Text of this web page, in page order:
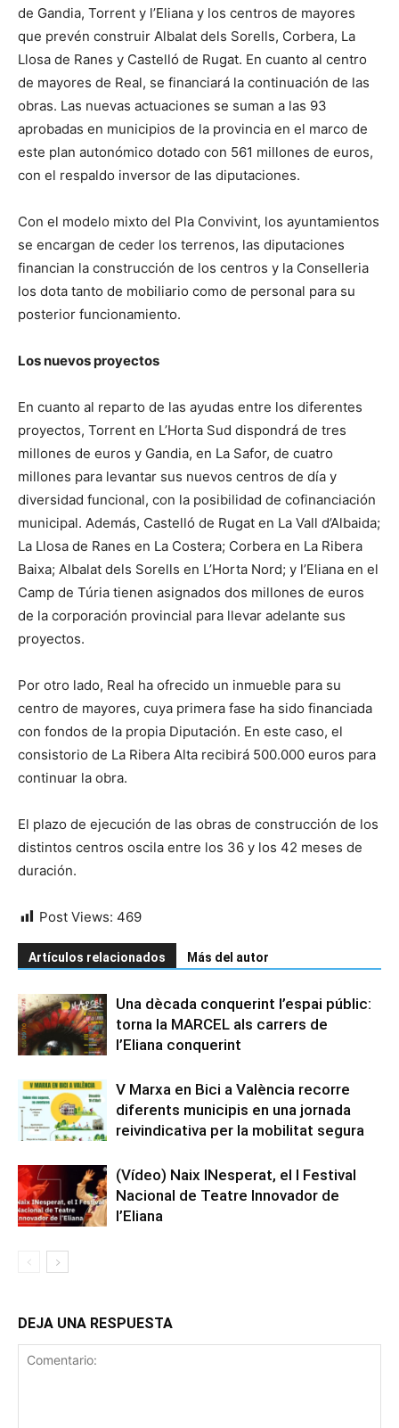
de Gandia, Torrent y l’Eliana y los centros de mayores
que prevén construir Albalat dels Sorells, Corbera, La
Llosa de Ranes y Castelló de Rugat. En cuanto al centro
de mayores de Real, se financiará la continuación de las
obras. Las nuevas actuaciones se suman a las 93
aprobadas en municipios de la provincia en el marco de
este plan autonómico dotado con 561 millones de euros,
con el respaldo inversor de las diputaciones.
Con el modelo mixto del Pla Convivint, los ayuntamientos
se encargan de ceder los terrenos, las diputaciones
financian la construcción de los centros y la Conselleria
los dota tanto de mobiliario como de personal para su
posterior funcionamiento.
Los nuevos proyectos
En cuanto al reparto de las ayudas entre los diferentes
proyectos, Torrent en L’Horta Sud dispondrá de tres
millones de euros y Gandia, en La Safor, de cuatro
millones para levantar sus nuevos centros de día y
diversidad funcional, con la posibilidad de cofinanciación
municipal. Además, Castelló de Rugat en La Vall d’Albaida;
La Llosa de Ranes en La Costera; Corbera en La Ribera
Baixa; Albalat dels Sorells en L’Horta Nord; y l’Eliana en el
Camp de Túria tienen asignados dos millones de euros
de la corporación provincial para llevar adelante sus
proyectos.
Por otro lado, Real ha ofrecido un inmueble para su
centro de mayores, cuya primera fase ha sido financiada
con fondos de la propia Diputación. En este caso, el
consistorio de La Ribera Alta recibirá 500.000 euros para
continuar la obra.
El plazo de ejecución de las obras de construcción de los
distintos centros oscila entre los 36 y los 42 meses de
duración.
Post Views: 469
Artículos relacionados Más del autor
Una dècada conquerint l’espai públic:
torna la MARCEL als carrers de
l’Eliana conquerint
V Marxa en Bici a València recorre
diferents municipis en una jornada
reivindicativa per la mobilitat segura
(Vídeo) Naix INesperat, el I Festival
Nacional de Teatre Innovador de
l’Eliana
DEJA UNA RESPUESTA